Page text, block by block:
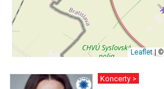
Leaflet| ©
Koncerty >